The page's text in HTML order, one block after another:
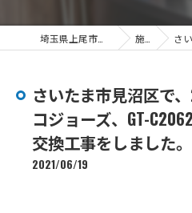
施工事例 さいたま
さいたま市見沼区で
コジョーズ、GT-
交換工事をしました。
2021/06/19